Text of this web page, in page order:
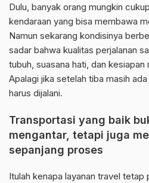
Dulu, banyak orang mungkin
kendaraan yang bisa membawa
Namun sekarang kondisinya
sadar bahwa kualitas perjalanan
tubuh, suasana hati, dan
Apalagi jika setelah tiba masih
harus dijalani.
Transportasi yang baik
mengantar, tetapi juga
sepanjang proses
Itulah kenapa layanan travel